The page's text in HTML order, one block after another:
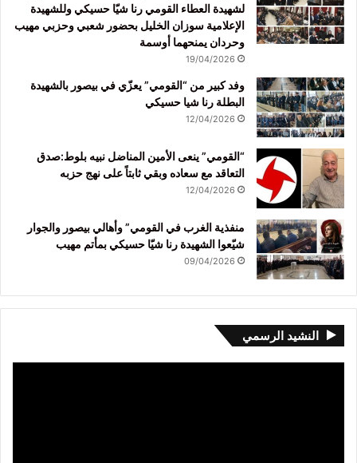
لشهيدة العطاء القومي رنا شيّا حسيكي وللشهيدة
الإعلامية سوزان الخليل بحضور شعبي وحزبي مهيب
وحردان يمنحهما أوسمة
19/04/2026
وفد كبير من “القومي” يعزّي في بيصور بالشهيدة
البطلة رنا شيا حسيكي
12/04/2026
“القومي” ينعى الأمين المناضل نبيه بلوط:صدق
التعاقد مع سعاده وبقي ثابتاً على نهج حزبه
12/04/2026
منفذية الغرب في القومي” وأهالي بيصور والجوار
شيّعوا الشهيدة رنا شيّا حسيكي بمأتم مهيب
09/04/2026
النشيد الرسمي